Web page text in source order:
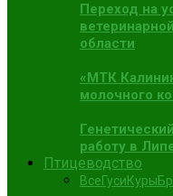
Переход на
области
«МТК
молочного
работу в
Птицеводство
ВсеГусиКуры